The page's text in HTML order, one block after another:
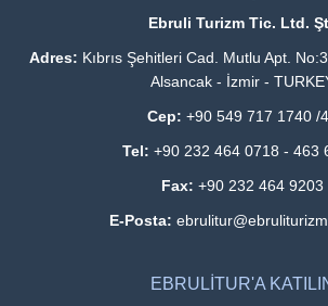
Ebruli Turizm Tic. Ltd.
Adres: Kıbrıs Şehitleri Cad. Mutlu Apt.
Alsancak - İzmir -
Cep: +90 549 717 1740 /
Tel: +90 232 464 0718 - 463
Fax: +90 232 464 9203
E-Posta:
EBRULİTUR'A